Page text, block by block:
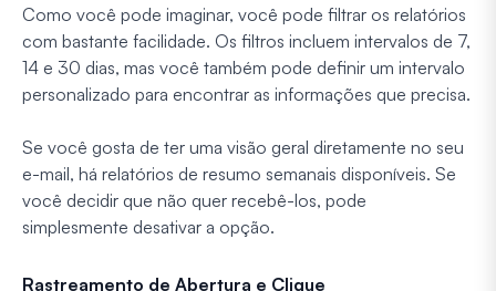
Como você pode imaginar, você pode filtrar os relatórios
com bastante facilidade. Os filtros incluem intervalos de 7,
14 e 30 dias, mas você também pode definir um intervalo
personalizado para encontrar as informações que precisa.
Se você gosta de ter uma visão geral diretamente no seu
e-mail, há relatórios de resumo semanais disponíveis. Se
você decidir que não quer recebê-los, pode
simplesmente desativar a opção.
Rastreamento de Abertura e Clique